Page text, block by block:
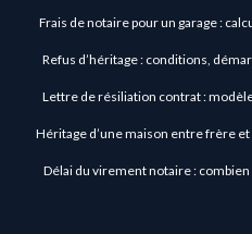
Frais de notaire pour un garage :
Refus d’héritage : conditions,
Lettre de résiliation contrat :
Héritage d’une maison entre frère
Délai du virement notaire :